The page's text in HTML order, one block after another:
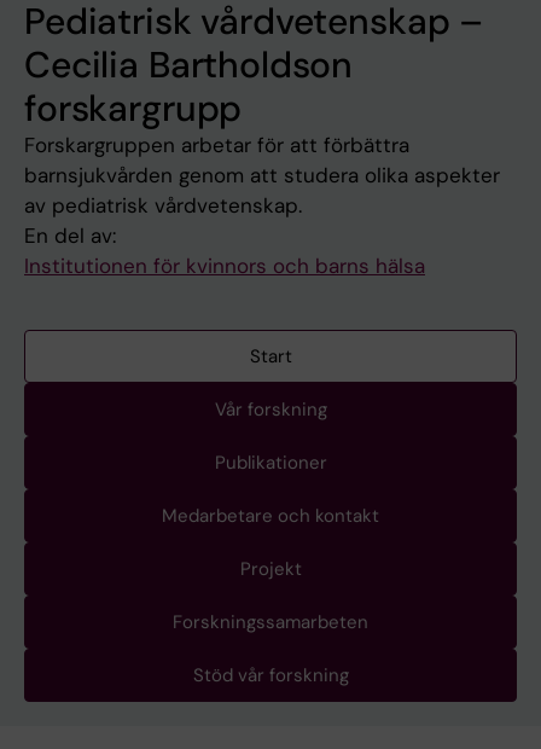
Pediatrisk vårdvetenskap –
Cecilia Bartholdson
forskargrupp
Forskargruppen arbetar för att förbättra
barnsjukvården genom att studera olika aspekter
av pediatrisk vårdvetenskap.
En del av:
Institutionen för kvinnors och barns hälsa
Start
Vår forskning
Publikationer
Medarbetare och kontakt
Projekt
Forskningssamarbeten
Stöd vår forskning